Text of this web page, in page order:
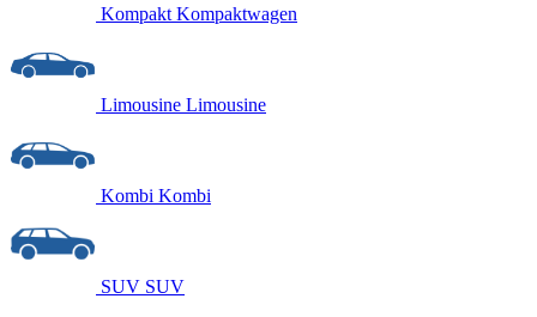
Kompakt Kompaktwagen
Limousine Limousine
Kombi Kombi
SUV SUV